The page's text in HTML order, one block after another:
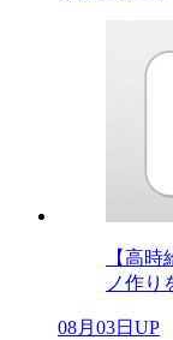
【高
ノ作り
08月03日UP